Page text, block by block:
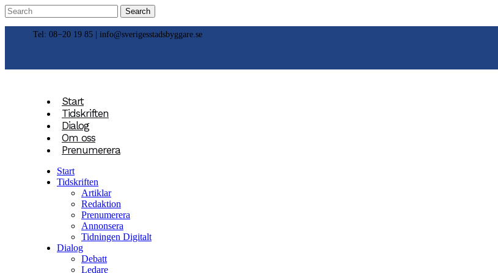
Tel: 08−20 19 85 | info@sverigesstadsbyggare.se
Start
Tidskriften
Dialog
Om oss
Prenumerera
Start
Tidskriften
Artiklar
Redaktion
Prenumerera
Annonsera
Tidningen Digitalt
Dialog
Debatt
Ledare